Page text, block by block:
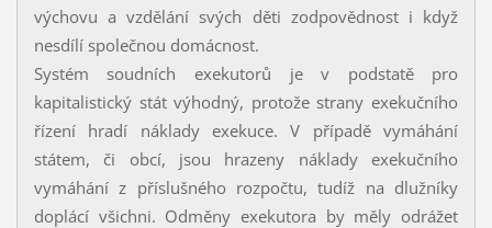
výchovu a vzdělání svých děti zodpovědnost i když
nesdílí společnou domácnost.
Systém soudních exekutorů je v podstatě pro
kapitalistický stát výhodný, protože strany exekučního
řízení hradí náklady exekuce. V případě vymáhání
státem, či obcí, jsou hrazeny náklady exekučního
vymáhání z příslušného rozpočtu, tudíž na dlužníky
doplácí všichni. Odměny exekutora by měly odrážet